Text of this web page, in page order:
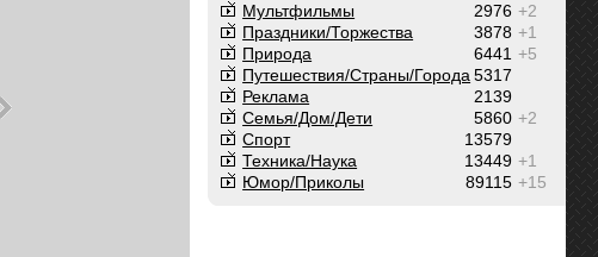
+2
2976
Мультфильмы
+1
3878
Праздники/Торжества
+5
6441
Природа
5317
Путешествия/Cтраны/Города
2139
Реклама
+2
5860
Семья/Дом/Дети
13579
Спорт
+1
13449
Техника/Наука
+15
89115
Юмор/Приколы